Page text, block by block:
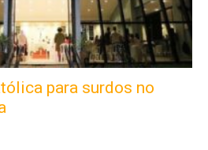
para surdos no